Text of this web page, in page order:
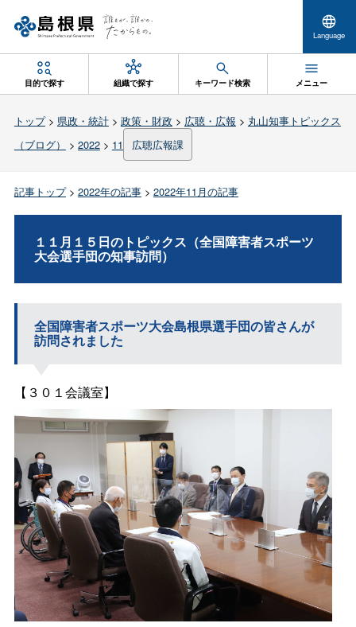
Language
目的で探す 組織で探す キーワード検索 メニュー
トップ> 県政・統計> 政策・財政 > 広聴・広報 > 丸山知事トピックス
（ブログ）
> 2022> 11 広聴広報課
記事トップ> 2022年の記事> 2022年11月の記事
１１月１５日のトピックス（全国障害者スポーツ
大会選手団の知事訪問）
全国障害者スポーツ大会島根県選手団の皆さんが
訪問されました
【３０１会議室】